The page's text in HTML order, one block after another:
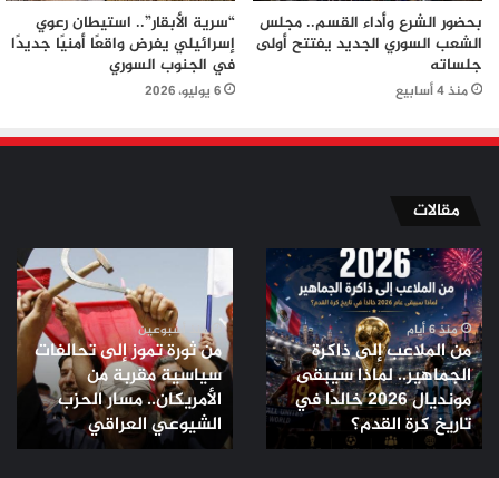
بحضور الشرع وأداء القسم.. مجلس
الشعب السوري الجديد يفتتح أولى
جلساته
منذ 4 أسابيع
“سرية الأبقار”.. استيطان رعوي
إسرائيلي يفرض واقعًا أمنيًا جديدًا
في الجنوب السوري
6 يوليو، 2026
مقالات
من
الملاعب
إلى
ذاكرة
الجماهير..
لماذا
سيبقى
مونديال
2026
منذ 6 أيام
من الملاعب إلى ذاكرة
الجماهير.. لماذا سيبقى
مونديال 2026 خالدًا في
تاريخ كرة القدم؟
ثورة
تموز
إلى
تحالفات
سياسية
مقربة
من
الأمريكان..
منذ أسبوعين
من ثورة تموز إلى تحالفات
سياسية مقربة من
الأمريكان.. مسار الحزب
الشيوعي العراقي